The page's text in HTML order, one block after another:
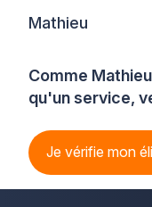
Comme
qu'un service,
Je vérifie mon
Mathieu